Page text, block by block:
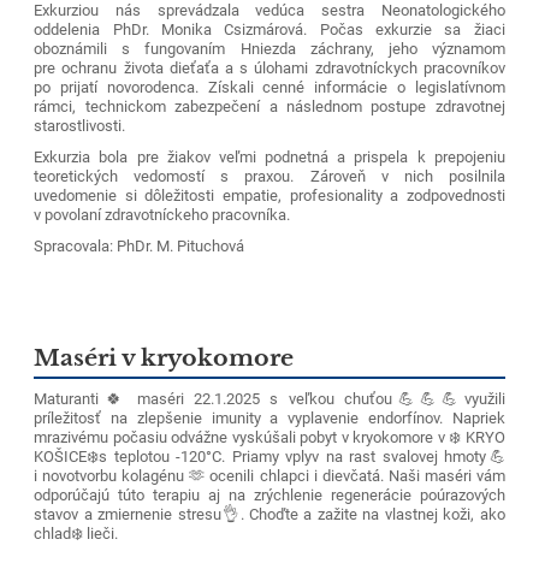
Exkurziou nás sprevádzala vedúca sestra Neonatologického
oddelenia PhDr. Monika Csizmárová. Počas exkurzie sa žiaci
oboznámili s fungovaním Hniezda záchrany, jeho významom
pre ochranu života dieťaťa a s úlohami zdravotníckych pracovníkov
po prijatí novorodenca. Získali cenné informácie o legislatívnom
rámci, technickom zabezpečení a následnom postupe zdravotnej
starostlivosti.
Exkurzia bola pre žiakov veľmi podnetná a prispela k prepojeniu
teoretických vedomostí s praxou. Zároveň v nich posilnila
uvedomenie si dôležitosti empatie, profesionality a zodpovednosti
v povolaní zdravotníckeho pracovníka.
Spracovala: PhDr. M. Pituchová
Maséri v kryokomore
Maturanti🍀 maséri 22.1.2025 s veľkou chuťou💪💪💪využili
príležitosť na zlepšenie imunity a vyplavenie endorfínov. Napriek
mrazivému počasiu odvážne vyskúšali pobyt v kryokomore v ❄️ KRYO
KOŠICE❄️s teplotou -120°C. Priamy vplyv na rast svalovej hmoty💪
i novotvorbu kolagénu 🫶 ocenili chlapci i dievčatá. Naši maséri vám
odporúčajú túto terapiu aj na zrýchlenie regenerácie poúrazových
stavov a zmiernenie stresu👌. Choďte a zažite na vlastnej koži, ako
chlad❄️ lieči.